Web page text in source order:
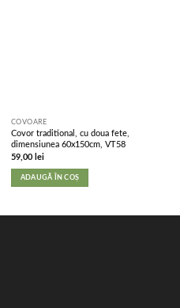
COVOARE
Covor traditional, cu doua fete,
dimensiunea 60x150cm, VT58
59,00 lei
ADAUGĂ ÎN COȘ